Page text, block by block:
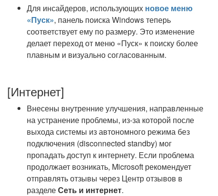
Для инсайдеров, использующих новое меню
«Пуск», панель поиска Windows теперь
соответствует ему по размеру. Это изменение
делает переход от меню «Пуск» к поиску более
плавным и визуально согласованным.
[Интернет]
Внесены внутренние улучшения, направленные
на устранение проблемы, из-за которой после
выхода системы из автономного режима без
подключения (disconnected standby) мог
пропадать доступ к интернету. Если проблема
продолжает возникать, Microsoft рекомендует
отправлять отзывы через Центр отзывов в
разделеСеть и интернет.